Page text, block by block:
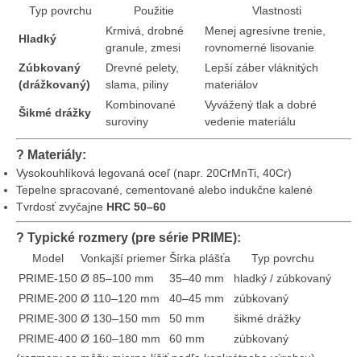
Typ povrchu Použitie Vlastnosti
Hladký
Krmivá, drobné
granule, zmesi
Menej agresívne trenie,
rovnomerné lisovanie
Zúbkovaný
(drážkovaný)
Drevné pelety,
slama, piliny
Lepší záber vláknitých
materiálov
Šikmé drážky
Kombinované
suroviny
Vyvážený tlak a dobré
vedenie materiálu
? Materiály:
Vysokouhlíková legovaná oceľ (napr. 20CrMnTi, 40Cr)
Tepelne spracované, cementované alebo indukčne kalené
Tvrdosť zvyčajne HRC 50–60
? Typické rozmery (pre série PRIME):
Model Vonkajší priemer Šírka plášťa
Typ povrchu
PRIME-150 Ø 85–100 mm 35–40 mm
hladký / zúbkovaný
PRIME-200 Ø 110–120 mm 40–45 mm
zúbkovaný
PRIME-300 Ø 130–150 mm 50 mm
šikmé drážky
PRIME-400 Ø 160–180 mm 60 mm
zúbkovaný